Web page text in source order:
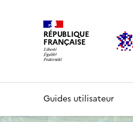
RÉPUBLIQUE
FRANÇAISE
Guides utilisateur